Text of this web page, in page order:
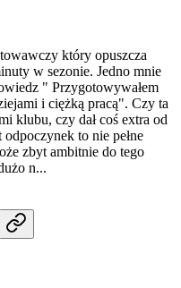
który opuszcza
w sezonie. Jedno mnie
" Przygotowywałem
i ciężką pracą". Czy ta
klubu, czy dał coś extra od
to nie pełne
zbyt ambitnie do tego
n...